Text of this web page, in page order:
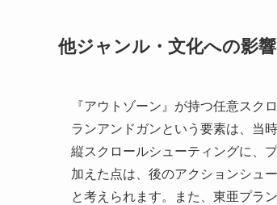
他ジャンル・文化への影響
『アウトゾーン』が持つ任意スク
ランアンドガンという要素は、当
縦スクロールシューティングに、
加えた点は、後のアクションシュ
と考えられます。また、東亜プラ